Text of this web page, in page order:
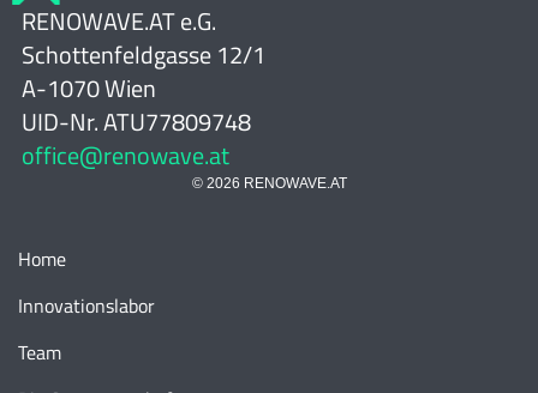
RENOWAVE.AT e.G.
Schottenfeldgasse 12/1
A-1070 Wien
UID-Nr. ATU77809748
office@renowave.at
© 2026 RENOWAVE.AT
Home
Innovationslabor
Team